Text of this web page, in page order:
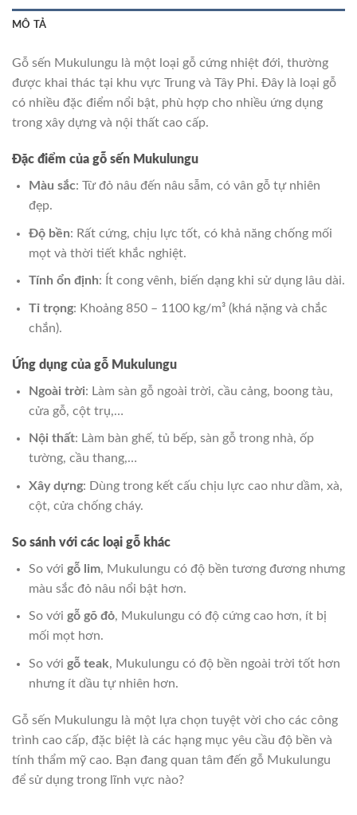
MÔ TẢ
Gỗ sến Mukulungu là một loại gỗ cứng nhiệt đới, thường
được khai thác tại khu vực Trung và Tây Phi. Đây là loại gỗ
có nhiều đặc điểm nổi bật, phù hợp cho nhiều ứng dụng
trong xây dựng và nội thất cao cấp.
Đặc điểm của gỗ sến Mukulungu
Màu sắc: Từ đỏ nâu đến nâu sẫm, có vân gỗ tự nhiên
đẹp.
Độ bền: Rất cứng, chịu lực tốt, có khả năng chống mối
mọt và thời tiết khắc nghiệt.
Tính ổn định: Ít cong vênh, biến dạng khi sử dụng lâu dài.
Tỉ trọng: Khoảng 850 – 1100 kg/m³ (khá nặng và chắc
chắn).
Ứng dụng của gỗ Mukulungu
Ngoài trời: Làm sàn gỗ ngoài trời, cầu cảng, boong tàu,
cửa gỗ, cột trụ,…
Nội thất: Làm bàn ghế, tủ bếp, sàn gỗ trong nhà, ốp
tường, cầu thang,…
Xây dựng: Dùng trong kết cấu chịu lực cao như dầm, xà,
cột, cửa chống cháy.
So sánh với các loại gỗ khác
So với gỗ lim, Mukulungu có độ bền tương đương nhưng
màu sắc đỏ nâu nổi bật hơn.
So với gỗ gõ đỏ, Mukulungu có độ cứng cao hơn, ít bị
mối mọt hơn.
So với gỗ teak, Mukulungu có độ bền ngoài trời tốt hơn
nhưng ít dầu tự nhiên hơn.
Gỗ sến Mukulungu là một lựa chọn tuyệt vời cho các công
trình cao cấp, đặc biệt là các hạng mục yêu cầu độ bền và
tính thẩm mỹ cao. Bạn đang quan tâm đến gỗ Mukulungu
để sử dụng trong lĩnh vực nào?